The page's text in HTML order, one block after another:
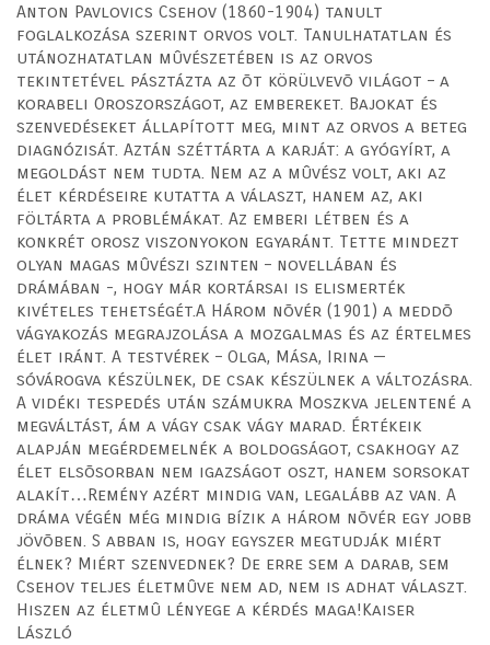
Anton Pavlovics Csehov (1860-1904) tanult
foglalkozása szerint orvos volt. Tanulhatatlan és
utánozhatatlan mûvészetében is az orvos
tekintetével pásztázta az õt körülvevõ világot – a
korabeli Oroszországot, az embereket. Bajokat és
szenvedéseket állapított meg, mint az orvos a beteg
diagnózisát. Aztán széttárta a karját: a gyógyírt, a
megoldást nem tudta. Nem az a mûvész volt, aki az
élet kérdéseire kutatta a választ, hanem az, aki
föltárta a problémákat. Az emberi létben és a
konkrét orosz viszonyokon egyaránt. Tette mindezt
olyan magas mûvészi szinten – novellában és
drámában -, hogy már kortársai is elismerték
kivételes tehetségét.A Három nõvér (1901) a meddõ
vágyakozás megrajzolása a mozgalmas és az értelmes
élet iránt. A testvérek – Olga, Mása, Irina —
sóvárogva készülnek, de csak készülnek a változásra.
A vidéki tespedés után számukra Moszkva jelentené a
megváltást, ám a vágy csak vágy marad. Értékeik
alapján megérdemelnék a boldogságot, csakhogy az
élet elsõsorban nem igazságot oszt, hanem sorsokat
alakít…Remény azért mindig van, legalább az van. A
dráma végén még mindig bízik a három nõvér egy jobb
jövõben. S abban is, hogy egyszer megtudják miért
élnek? Miért szenvednek? De erre sem a darab, sem
Csehov teljes életmûve nem ad, nem is adhat választ.
Hiszen az életmû lényege a kérdés maga!Kaiser
László